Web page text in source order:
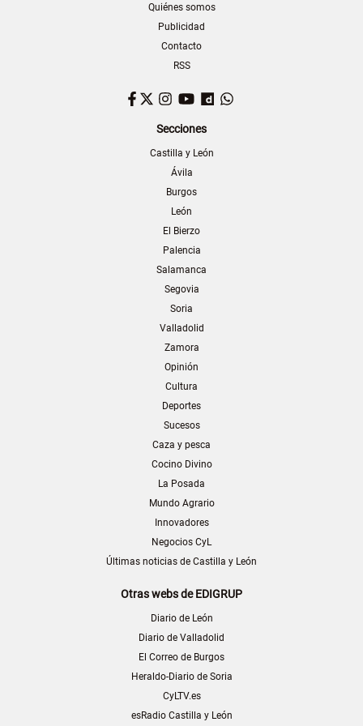
Quiénes somos
Publicidad
Contacto
RSS
Facebook
TwitterInstagram
YouTubeDailymotion
Secciones
Castilla y León
Ávila
Burgos
León
El Bierzo
Palencia
Salamanca
Segovia
Soria
Valladolid
Zamora
Opinión
Cultura
Deportes
Sucesos
Caza y pesca
Cocino Divino
La Posada
Mundo Agrario
Innovadores
Negocios CyL
Últimas noticias de Castilla y León
Otras webs de EDIGRUP
Diario de León
Diario de Valladolid
El Correo de Burgos
Heraldo-Diario de Soria
CyLTV.es
esRadio Castilla y León